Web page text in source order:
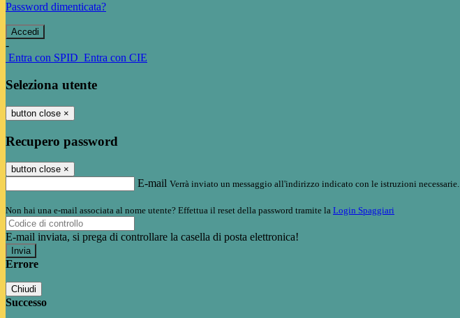
Password dimenticata?
-
Entra con SPID Entra con CIE
Seleziona utente
button close ×
Recupero password
button close ×
E-mail Verrà inviato un messaggio all'indirizzo indicato con le istruzioni necessarie.
Non hai una e-mail associata al nome utente? Effettua il reset della password tramite la Login Spaggiari
E-mail inviata, si prega di controllare la casella di posta elettronica!
Errore
Chiudi
Successo